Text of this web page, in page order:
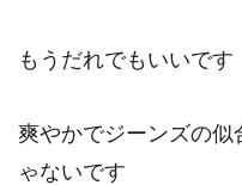
もうだれでもいいです
爽やかでジーンズの似
ゃないです